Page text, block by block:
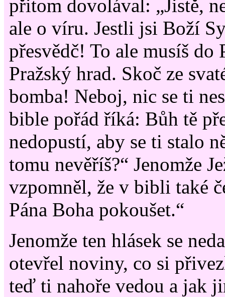
přitom dovolával: „Jistě,
ale o víru. Jestli jsi Boží
přesvědč! To ale musíš do
Pražský hrad. Skoč ze
bomba! Neboj, nic se ti
bible pořád říká: Bůh tě
nedopustí, aby se ti stalo
tomu nevěříš?“ Jenomže
vzpomněl, že v bibli také
Pána Boha pokoušet.“
Jenomže ten hlásek se
otevřel noviny, co si
teď ti nahoře vedou a jak